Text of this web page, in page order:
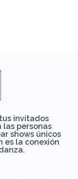
invitados
las personas
shows únicos
es la conexión